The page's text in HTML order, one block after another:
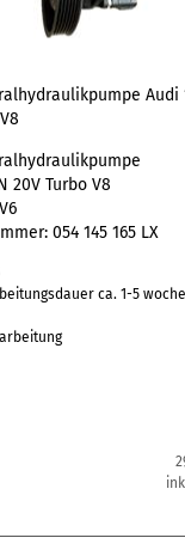
Audi
20V Turbo V8
054 145 165 LX
ca. 1-5